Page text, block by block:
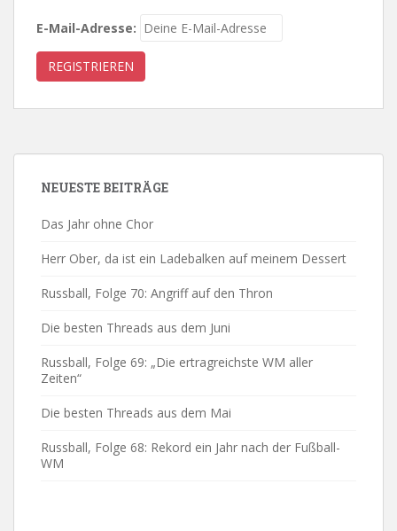
E-Mail-Adresse:
NEUESTE BEITRÄGE
Das Jahr ohne Chor
Herr Ober, da ist ein Ladebalken auf meinem Dessert
Russball, Folge 70: Angriff auf den Thron
Die besten Threads aus dem Juni
Russball, Folge 69: „Die ertragreichste WM aller
Zeiten“
Die besten Threads aus dem Mai
Russball, Folge 68: Rekord ein Jahr nach der Fußball-
WM